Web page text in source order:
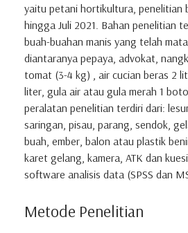
yaitu petani hortikultura, penelitian
hingga Juli 2021. Bahan penelitian
buah-buahan manis yang telah
diantaranya pepaya, advokat,
tomat (3-4 kg) , air cucian beras 2
liter, gula air atau gula merah 1
peralatan penelitian terdiri dari:
saringan, pisau, parang, sendok,
buah, ember, balon atau plastik
karet gelang, kamera, ATK dan
software analisis data (SPSS dan
Metode Penelitian